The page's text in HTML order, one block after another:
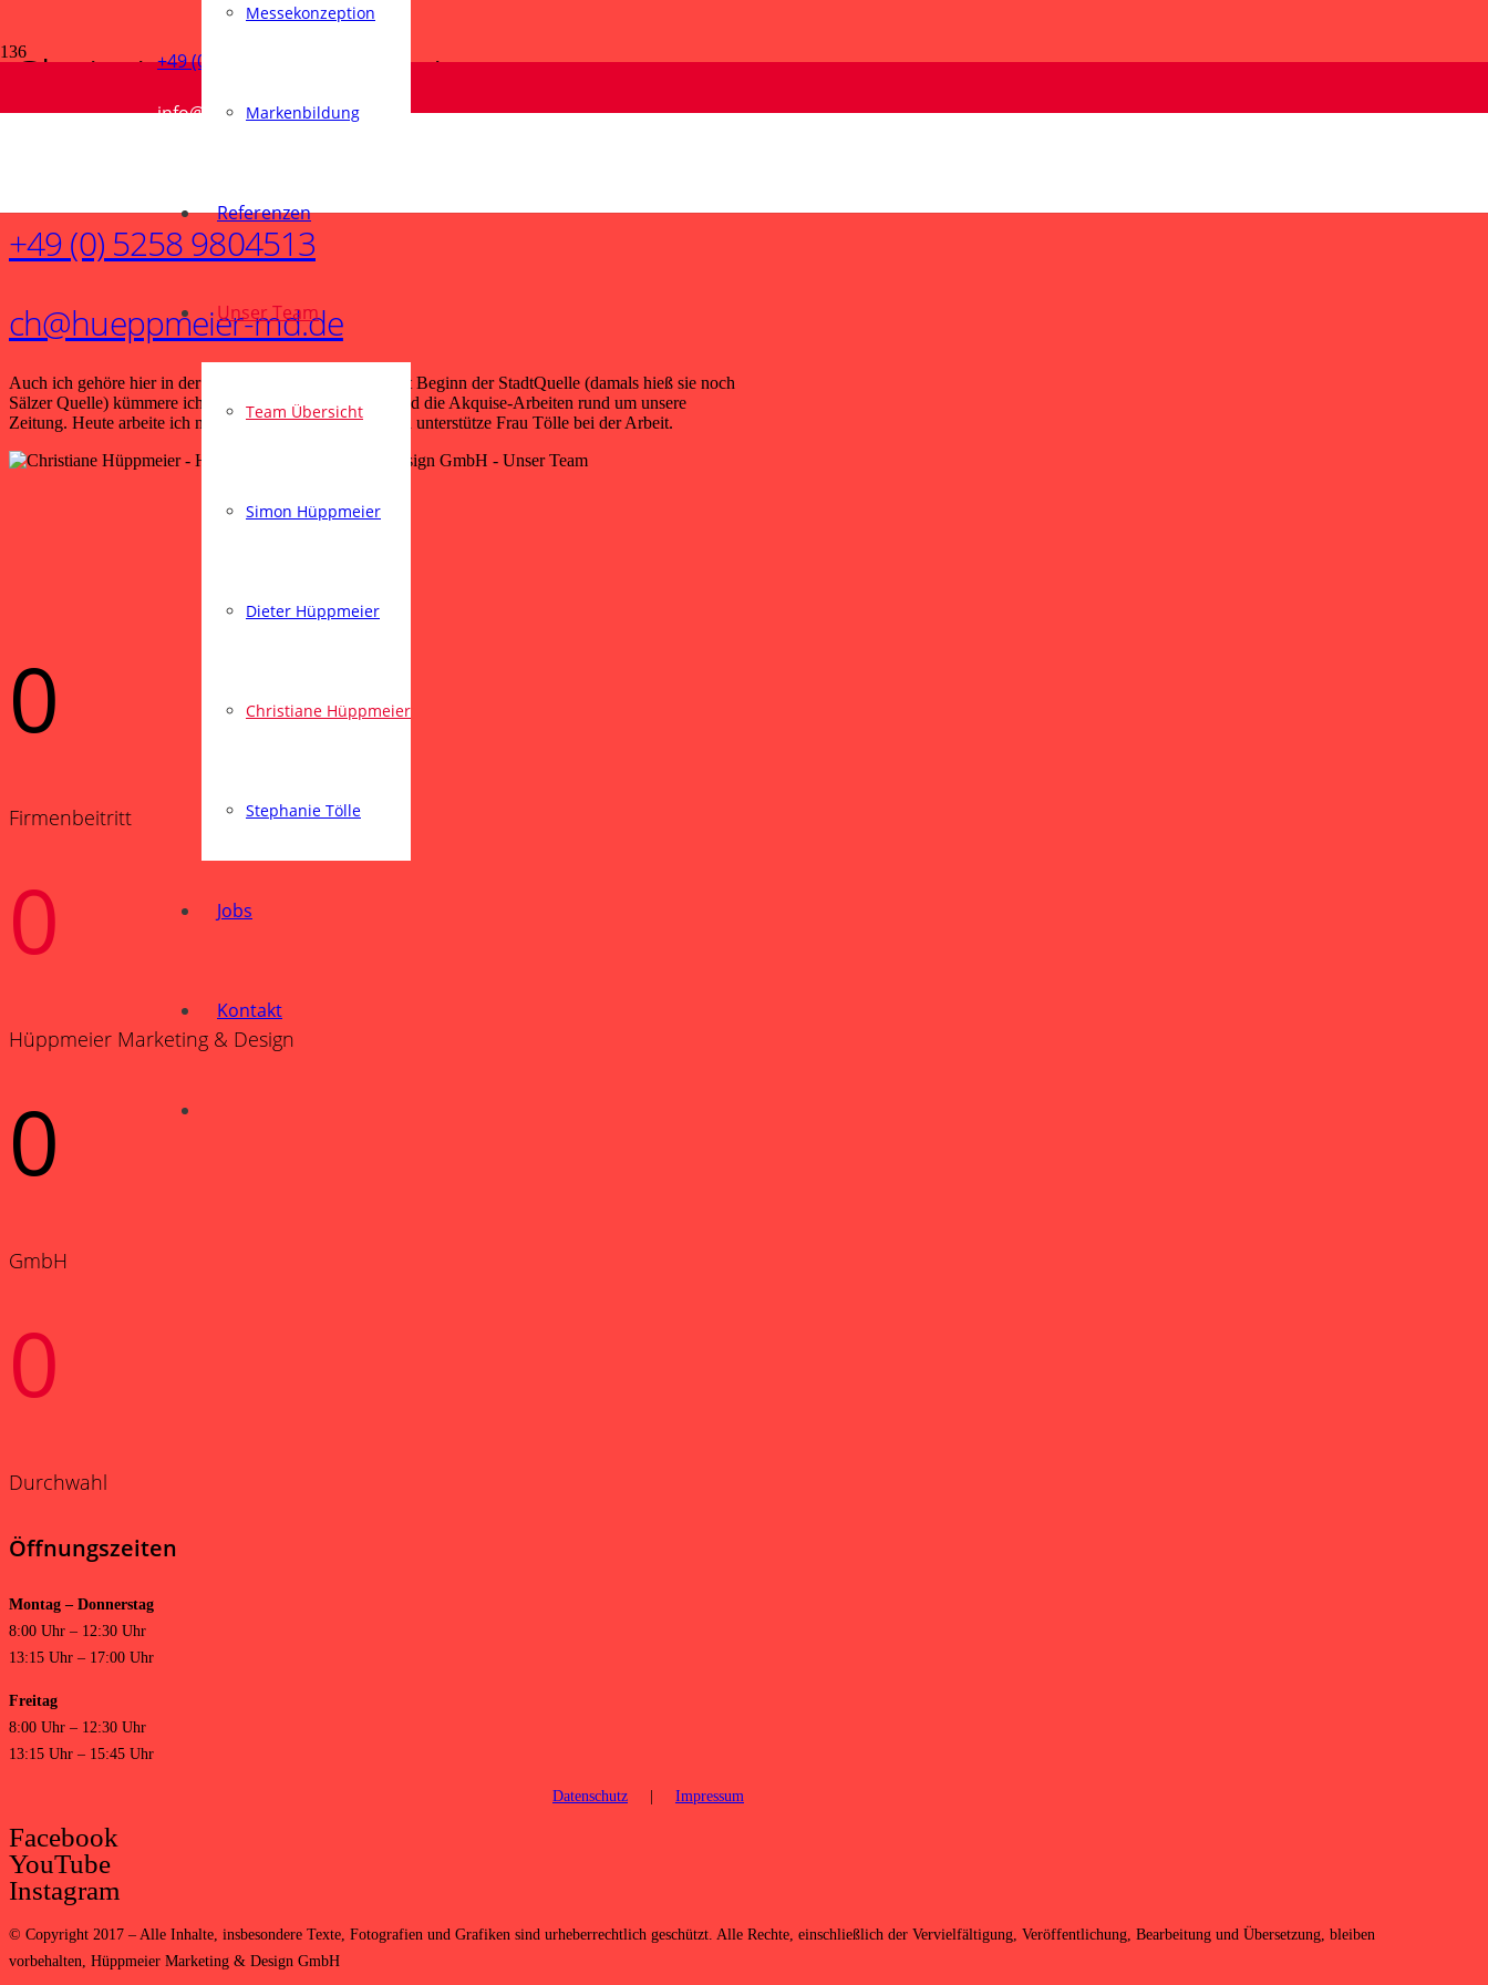
+49 (0) 5258 980450
info@hueppmeier-md.de
Messekonzeption
Markenbildung
Referenzen
Unser Team
Team Übersicht
Simon Hüppmeier
Dieter Hüppmeier
Christiane Hüppmeier
Stephanie Tölle
Jobs
Kontakt
Christiane Hüppmeier
+49 (0) 5258 9804513
ch@hueppmeier-md.de
Auch ich gehöre hier in der Agentur zum alten Eisen. Seit Beginn der StadtQuelle (damals hieß sie noch
Sälzer Quelle) kümmere ich mich um die Organisation und die Akquise-Arbeiten rund um unsere
Zeitung. Heute arbeite ich noch aus dem Hintergrund und unterstütze Frau Tölle bei der Arbeit.
0
Firmenbeitritt
0
Hüppmeier Marketing & Design
0
GmbH
0
Durchwahl
Öffnungszeiten
Montag – Donnerstag
8:00 Uhr – 12:30 Uhr
13:15 Uhr – 17:00 Uhr
Freitag
8:00 Uhr – 12:30 Uhr
13:15 Uhr – 15:45 Uhr
Datenschutz | Impressum
Facebook
YouTube
Instagram
© Copyright 2017 – Alle Inhalte, insbesondere Texte, Fotografien und Grafiken sind urheberrechtlich geschützt. Alle Rechte, einschließlich der Vervielfältigung, Veröffentlichung, Bearbeitung und Übersetzung, bleiben
vorbehalten, Hüppmeier Marketing & Design GmbH